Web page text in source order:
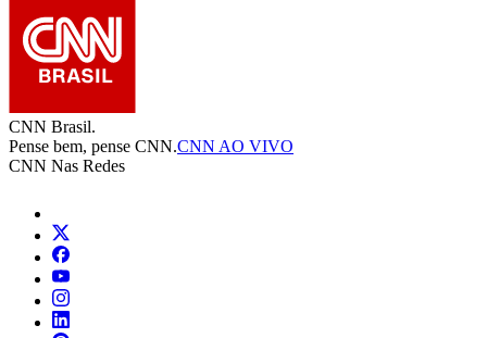
CNN Brasil.
Pense bem, pense CNN.CNN AO VIVO
CNN Nas Redes